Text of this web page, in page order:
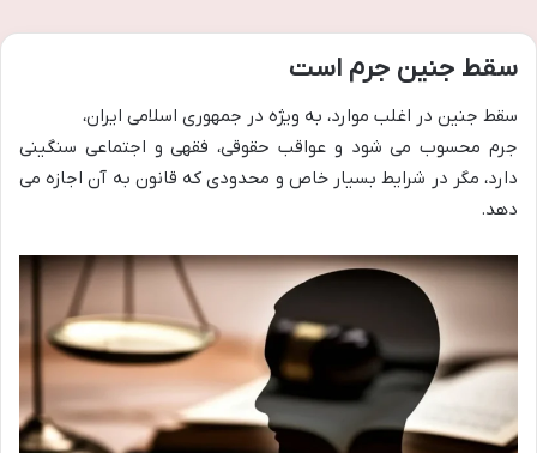
سقط جنین جرم است
سقط جنین در اغلب موارد، به ویژه در جمهوری اسلامی ایران،
جرم محسوب می شود و عواقب حقوقی، فقهی و اجتماعی سنگینی
دارد، مگر در شرایط بسیار خاص و محدودی که قانون به آن اجازه می
دهد.